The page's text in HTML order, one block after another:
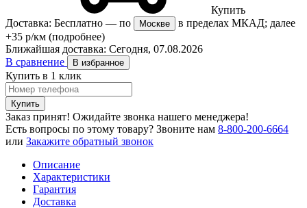
Купить
Доставка: Бесплатно — по Москве
в пределах МКАД; далее
+35 р/км (подробнее)
Ближайшая доставка: Сегодня, 07.08.2026
В сравнение
В избранное
Купить в 1 клик
Купить
Заказ принят! Ожидайте звонка нашего менеджера!
Есть вопросы по этому товару? Звоните нам 8-800-200-6664
или Закажите обратный звонок
Описание
Характеристики
Гарантия
Доставка